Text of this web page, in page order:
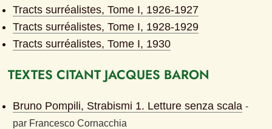
Tracts surréalistes, Tome I, 1926-1927
Tracts surréalistes, Tome I, 1928-1929
Tracts surréalistes, Tome I, 1930
TEXTES CITANT JACQUES BARON
Bruno Pompili, Strabismi 1. Letture senza scala
par Francesco Cornacchia